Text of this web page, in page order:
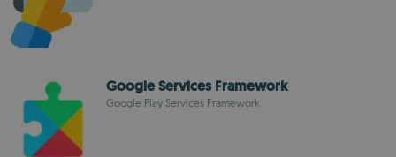
Google Services Framework
Google Play Services Framework